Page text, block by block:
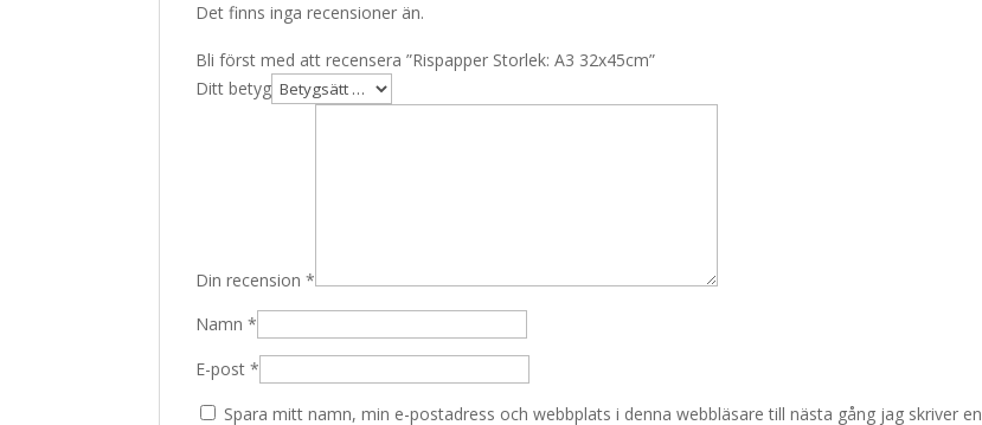
Det finns inga recensioner än.
Bli först med att recensera ”Rispapper Storlek: A3 32x45cm”
Ditt betyg
Din recension*
Namn*
E-post*
Spara mitt namn, min e-postadress och webbplats i denna webbläsare till nästa gång jag skriver en